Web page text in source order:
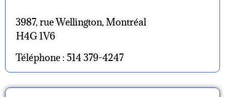
3987, rue Wellington, Montréal
H4G 1V6
Téléphone : 514 379-4247